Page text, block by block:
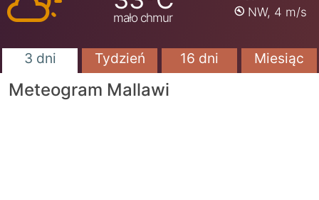
mało chmur NW, 4 m/s
3 dni Tydzień 16 dni Miesiąc
Meteogram Mallawi